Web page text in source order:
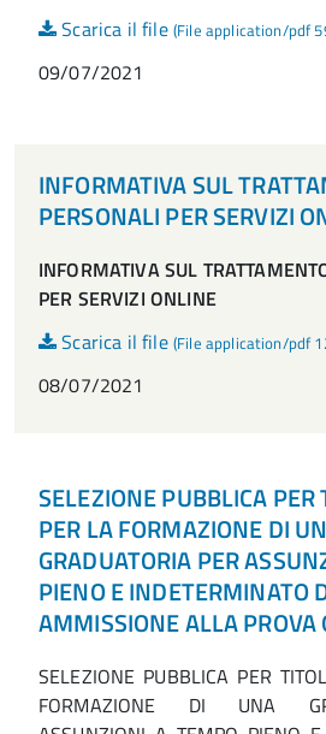
Scarica il file (File application/pdf
09/07/2021
INFORMATIVA SUL
PERSONALI PER SERVIZI
INFORMATIVA SUL
PER SERVIZI ONLINE
Scarica il file (File application/pdf
08/07/2021
SELEZIONE PUBBLICA
PER LA FORMAZIONE DI
GRADUATORIA PER
PIENO E INDETERMINATO
AMMISSIONE ALLA PROVA
SELEZIONE PUBBLICA PER
FORMAZIONE DI UNA